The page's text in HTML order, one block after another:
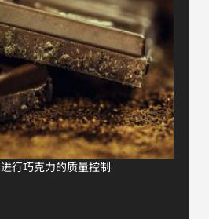
行巧克力的质量控制